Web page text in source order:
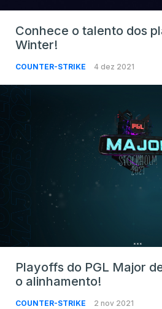
Conhece o talento dos
Winter!
COUNTER-STRIKE 4 dez 2021
Playoffs do PGL Major
o alinhamento!
COUNTER-STRIKE 2 nov 2021